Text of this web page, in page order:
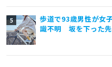
歩道で93歳男性が女
識不明 坂を下った先